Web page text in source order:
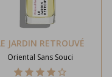
JARDIN RETROUVÉ
Oriental Sans Souci